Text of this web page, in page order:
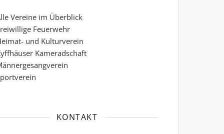
Vereine im Überblick
Feuerwehr
und Kulturverein
Kameradschaft
KONTAKT